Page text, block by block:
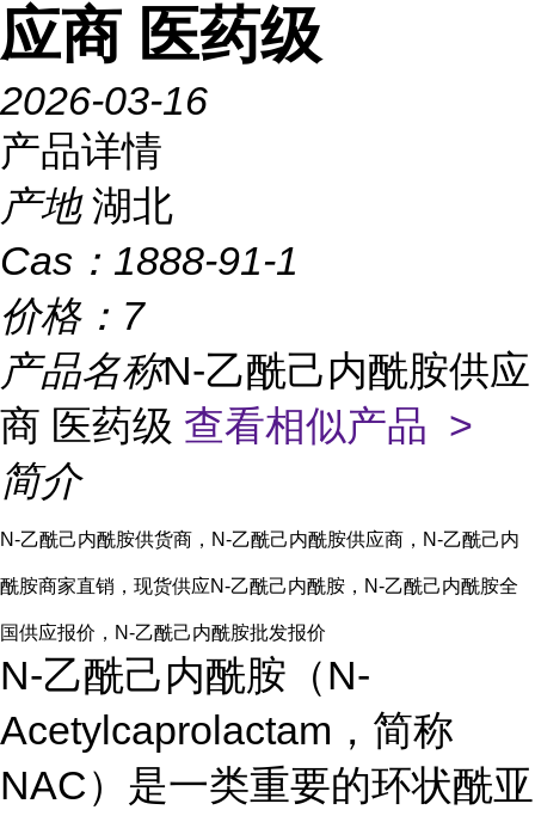
应商 医药级
2026-03-16
产品详情
产地 湖北
Cas： 1888-91-1
价格： 7
产品名称N-乙酰己内酰胺供应
商 医药级 查看相似产品 >
简介
N-乙酰己内酰胺供货商，N-乙酰己内酰胺供应商，N-乙酰己内
酰胺商家直销，现货供应N-乙酰己内酰胺，N-乙酰己内酰胺全
国供应报价，N-乙酰己内酰胺批发报价
N-乙酰己内酰胺（N-
Acetylcaprolactam，简称
NAC）是一类重要的环状酰亚